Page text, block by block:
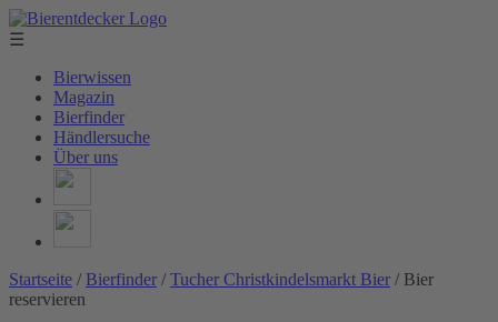
☰
Bierwissen
Magazin
Bierfinder
Händlersuche
Über uns
Startseite / Bierfinder / Tucher Christkindelsmarkt Bier / Bier
reservieren